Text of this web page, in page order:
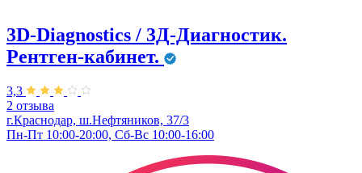
3D-Diagnostics / 3Д-Диагностик.
Рентген-кабинет.
3,3
2 отзыва
г.Краснодар, ш.Нефтяников, 37/3
Пн-Пт 10:00-20:00, Сб-Вс 10:00-16:00